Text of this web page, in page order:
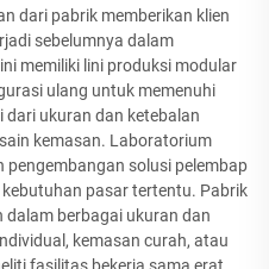
dari pabrik memberikan klien
sebelumnya dalam
memiliki lini produksi modular
ulang untuk memenuhi
dari ukuran dan ketebalan
kemasan. Laboratorium
solusi pelembap
pasar tertentu. Pabrik
berbagai ukuran dan
kemasan curah, atau